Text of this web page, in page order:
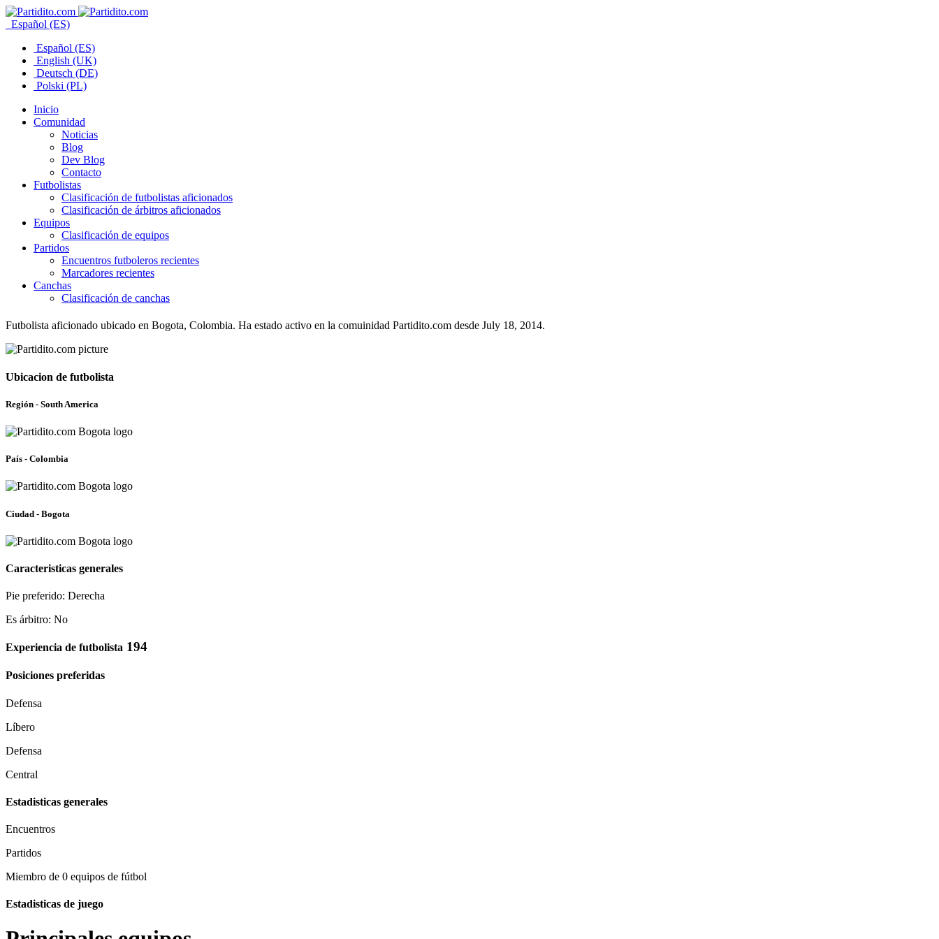
Español (ES)
Español (ES)
English (UK)
Deutsch (DE)
Polski (PL)
Inicio
Comunidad
Noticias
Blog
Dev Blog
Contacto
Futbolistas
Clasificación de futbolistas aficionados
Clasificación de árbitros aficionados
Equipos
Clasificación de equipos
Partidos
Encuentros futboleros recientes
Marcadores recientes
Canchas
Clasificación de canchas
Futbolista aficionado ubicado en Bogota, Colombia. Ha estado activo en la comuinidad Partidito.com desde July 18, 2014.
Ubicacion de futbolista
Región - South America
País - Colombia
Ciudad - Bogota
Caracteristicas generales
Pie preferido: Derecha
Es árbitro: No
Experiencia de futbolista 194
Posiciones preferidas
Defensa
Líbero
Defensa
Central
Estadisticas generales
Encuentros
Partidos
Miembro de 0 equipos de fútbol
Estadisticas de juego